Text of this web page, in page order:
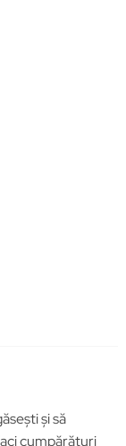
și să
cumpărături